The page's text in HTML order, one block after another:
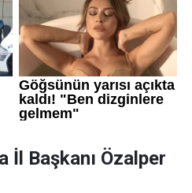
İl Başkanı Özalper